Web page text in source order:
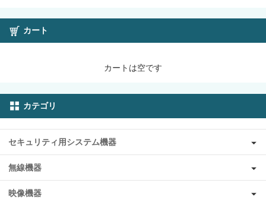
カート
カートは空です
カテゴリ
セキュリティ用システム機器
無線機器
映像機器